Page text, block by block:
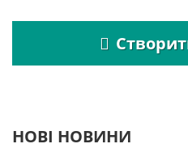
НОВІ НОВИНИ